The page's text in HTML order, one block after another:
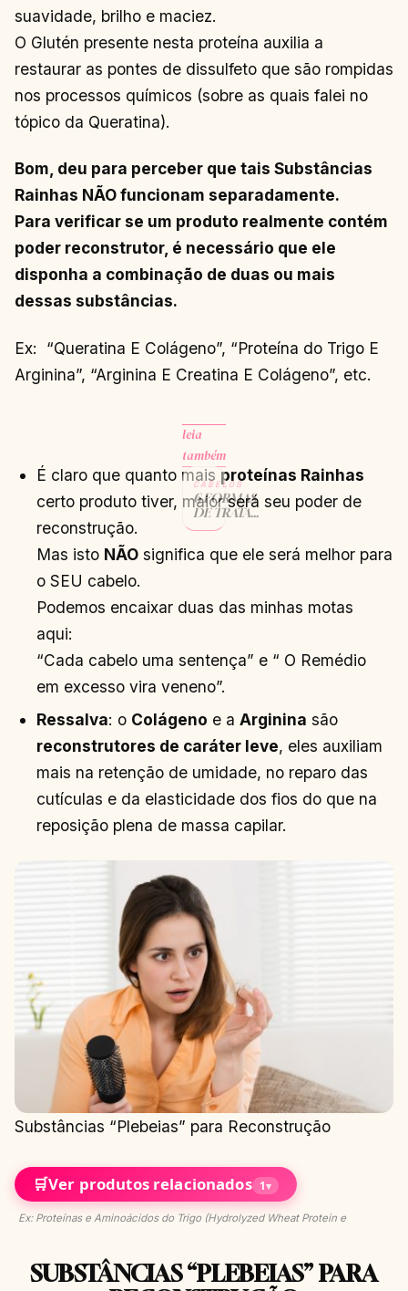
suavidade, brilho e maciez.
O Glutén presente nesta proteína auxilia a
restaurar as pontes de dissulfeto que são rompidas
nos processos químicos (sobre as quais falei no
tópico da Queratina).
Bom, deu para perceber que tais Substâncias
Rainhas NÃO funcionam separadamente.
Para verificar se um produto realmente contém
poder reconstrutor, é necessário que ele
disponha a combinação de duas ou mais
dessas substâncias.
Ex: “Queratina E Colágeno”, “Proteína do Trigo E
Arginina”, “Arginina E Creatina E Colágeno”, etc.
leia
também
CABELOS
6 FORMAS
DE TRATAR
O COURO
EM CASA
É claro que quanto mais proteínas Rainhas
certo produto tiver, maior será seu poder de
reconstrução.
Mas isto NÃO significa que ele será melhor para
o SEU cabelo.
Podemos encaixar duas das minhas motas
aqui:
“Cada cabelo uma sentença” e “ O Remédio
em excesso vira veneno”.
Ressalva: o Colágeno e aArginina são
reconstrutores de caráter leve, eles auxiliam
mais na retenção de umidade, no reparo das
cutículas e da elasticidade dos fios do que na
reposição plena de massa capilar.
Substâncias “Plebeias” para Reconstrução
🛒Ver produtos relacionados 1▾
Ex: Proteínas e Aminoácidos do Trigo (Hydrolyzed Wheat Protein e
SUBSTÂNCIAS “PLEBEIAS” PARA